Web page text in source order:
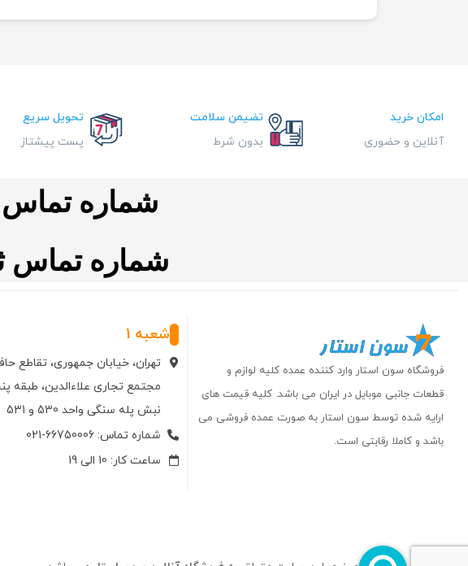
امکان خرید
آنلاین و حضوری
تضیمن سلامت
بدون شرط
تحویل سریع
پست پیشتاز
شماره تماس
شماره تماس ثابت
فروشگاه سون استار وارد کننده عمده کلیه لوازم و
قطعات جانبی موبایل در ایران می باشد. کلیه قیمت های
ارایه شده توسط سون استار به صورت عمده فروشی می
باشد و کاملا رقابتی است.
شعبه 1
تهران، خیابان جمهوری، تقاطع
مجتمع تجاری علاءالدین، طبقه
نبش پله سنگی واحد 530 و 531
شماره تماس: 66750006-021
ساعت کار: 10 الی 19